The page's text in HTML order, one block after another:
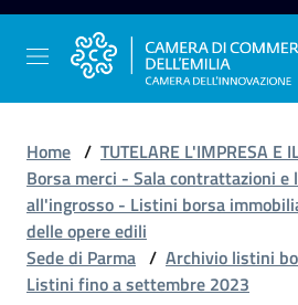
Vai al contenuto
Vai alla navigazione
Vai al footer
La
Camera
dell'Emilia
Home / TUTELARE L'IMPRESA E
Borsa merci - Sala contrattazioni e
all'ingrosso - Listini borsa
delle opere edili
Sede di Parma / Archivio listini
Listini fino a settembre 2023